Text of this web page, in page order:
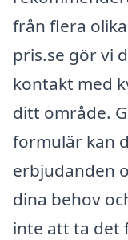
från flera
pris.se gör vi
kontakt med
ditt område.
formulär kan
erbjudanden
dina behov
inte att ta det